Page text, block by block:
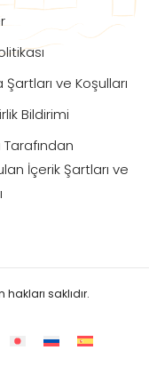
Şartları ve Koşulları
Bildirimi
Tarafından
İçerik Şartları ve
saklıdır.